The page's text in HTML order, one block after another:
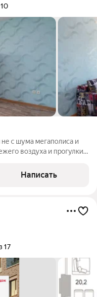
10
с шума мегаполиса и
воздуха и прогулки
Написать
17